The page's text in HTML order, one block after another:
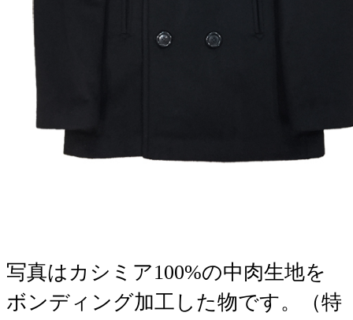
写真はカシミア100%の中肉生地を
ボンディング加工した物です。（特